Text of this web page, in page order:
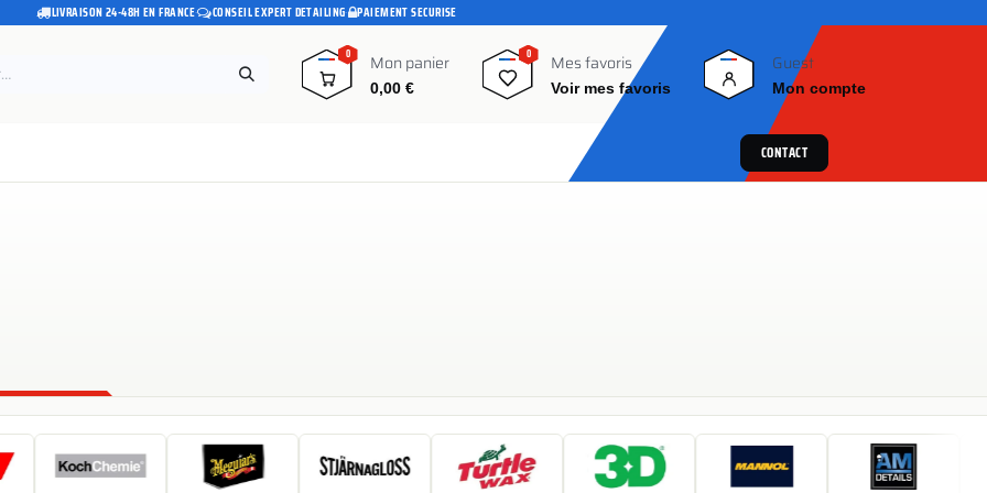
LIVRAISON 24-48H EN FRANCE· CONSEIL EXPERT DETAILING· PAIEMENT SECURISE
0 Mon panier
0,00€
00 Mes favoris
Voir mes favoris
Guest
Mon compte
CONTACT